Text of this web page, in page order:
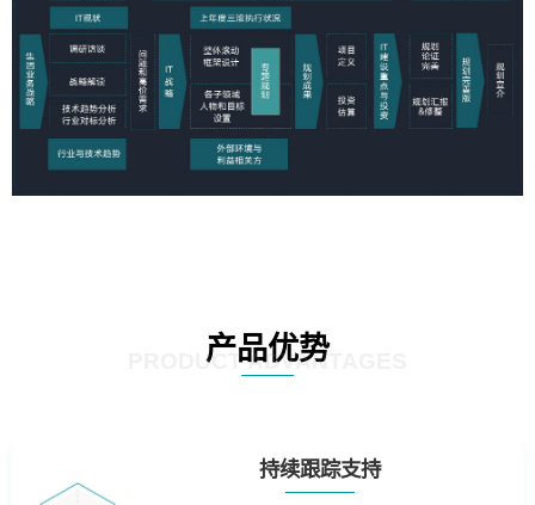
产品优势
PRODUCT ADVANTAGES
持续跟踪支持